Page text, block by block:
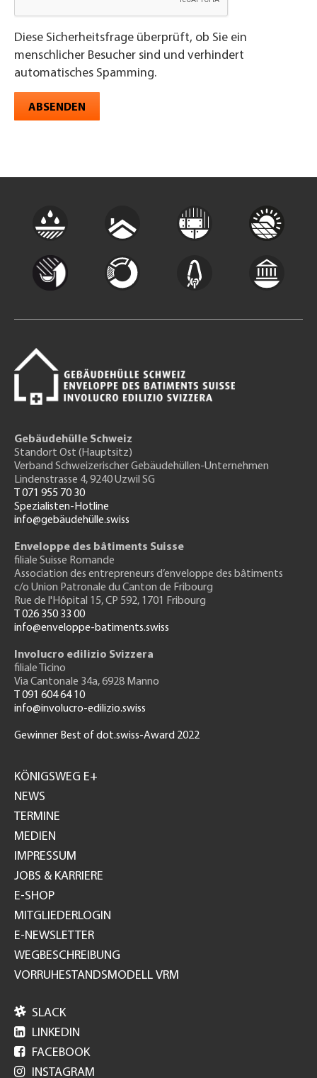
Diese Sicherheitsfrage überprüft, ob Sie ein
menschlicher Besucher sind und verhindert
automatisches Spamming.
ABSENDEN
Gebäudehülle Schweiz
Standort Ost (Hauptsitz)
Verband Schweizerischer Gebäudehüllen-Unternehmen
Lindenstrasse 4, 9240 Uzwil SG
T 071 955 70 30
Spezialisten-Hotline
info@gebäudehülle.swiss
Enveloppe des bâtiments Suisse
filiale Suisse Romande
Association des entrepreneurs d’enveloppe des bâtiments
c/o Union Patronale du Canton de Fribourg
Rue de l'Hôpital 15, CP 592, 1701 Fribourg
T 026 350 33 00
info@enveloppe-batiments.swiss
Involucro edilizio Svizzera
filiale Ticino
Via Cantonale 34a, 6928 Manno
T 091 604 64 10
info@involucro-edilizio.swiss
Gewinner Best of dot.swiss-Award 2022
GH
KÖNIGSWEG E+
NEWS
TERMINE
MEDIEN
IMPRESSUM
JOBS & KARRIERE
E-SHOP
MITGLIEDERLOGIN
E-NEWSLETTER
WEGBESCHREIBUNG
VORRUHESTANDSMODELL VRM
 SLACK
 LINKEDIN
 FACEBOOK
 INSTAGRAM